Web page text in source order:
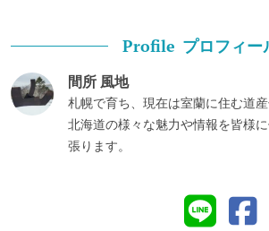
Profile プロフィー
間所 風地
札幌で育ち、現在は室蘭に住む道産
北海道の様々な魅力や情報を皆様
張ります。